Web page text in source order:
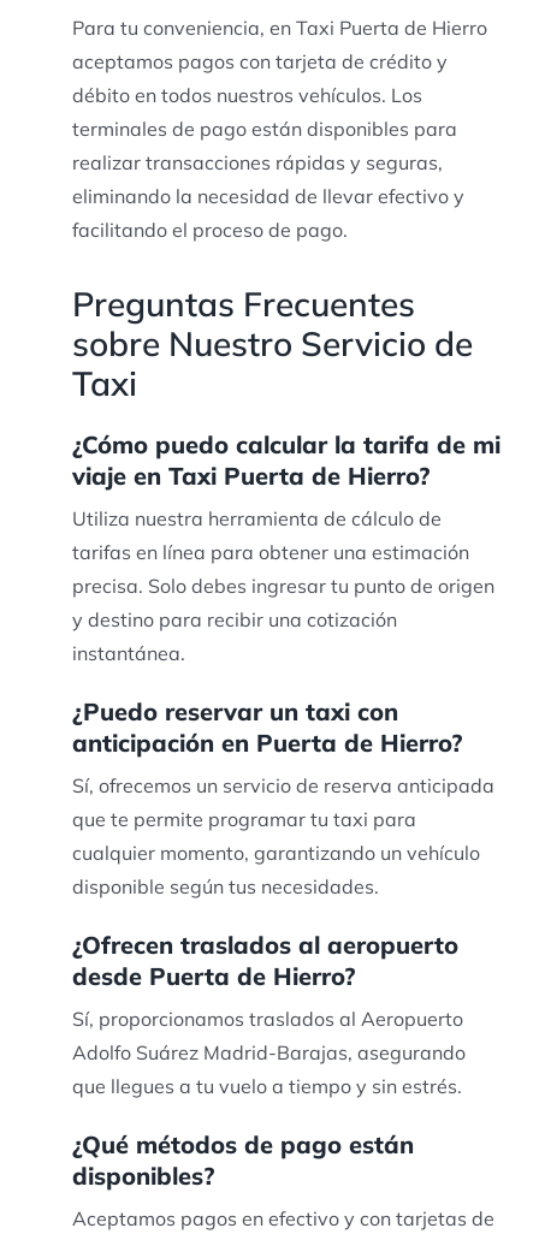
Para tu conveniencia, en Taxi Puerta de Hierro
aceptamos pagos con tarjeta de crédito y
débito en todos nuestros vehículos. Los
terminales de pago están disponibles para
realizar transacciones rápidas y seguras,
eliminando la necesidad de llevar efectivo y
facilitando el proceso de pago.
Preguntas Frecuentes
sobre Nuestro Servicio de
Taxi
¿Cómo puedo calcular la tarifa de mi
viaje en Taxi Puerta de Hierro?
Utiliza nuestra herramienta de cálculo de
tarifas en línea para obtener una estimación
precisa. Solo debes ingresar tu punto de origen
y destino para recibir una cotización
instantánea.
¿Puedo reservar un taxi con
anticipación en Puerta de Hierro?
Sí, ofrecemos un servicio de reserva anticipada
que te permite programar tu taxi para
cualquier momento, garantizando un vehículo
disponible según tus necesidades.
¿Ofrecen traslados al aeropuerto
desde Puerta de Hierro?
Sí, proporcionamos traslados al Aeropuerto
Adolfo Suárez Madrid-Barajas, asegurando
que llegues a tu vuelo a tiempo y sin estrés.
¿Qué métodos de pago están
disponibles?
Aceptamos pagos en efectivo y con tarjetas de